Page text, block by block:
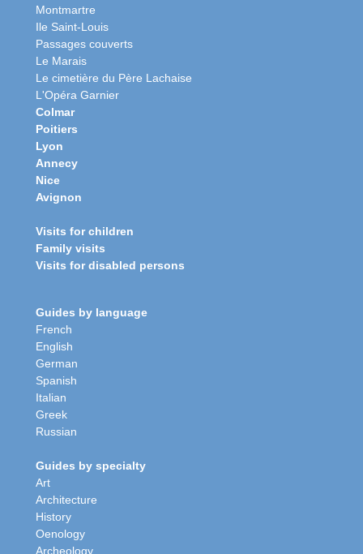
Montmartre
Ile Saint-Louis
Passages couverts
Le Marais
Le cimetière du Père Lachaise
L'Opéra Garnier
Colmar
Poitiers
Lyon
Annecy
Nice
Avignon
Visits for children
Family visits
Visits for disabled persons
Guides by language
French
English
German
Spanish
Italian
Greek
Russian
Guides by specialty
Art
Architecture
History
Oenology
Archeology